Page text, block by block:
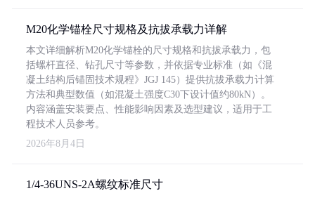
M20化学锚栓尺寸规格及抗拔承载力详解
本文详细解析M20化学锚栓的尺寸规格和抗拔承载力，包
括螺杆直径、钻孔尺寸等参数，并依据专业标准（如《混
凝土结构后锚固技术规程》JGJ 145）提供抗拔承载力计算
方法和典型数值（如混凝土强度C30下设计值约80kN）。
内容涵盖安装要点、性能影响因素及选型建议，适用于工
程技术人员参考。
2026年8月4日
1/4-36UNS-2A螺纹标准尺寸